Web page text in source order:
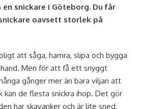
snickare i Göteborg. Du får
oavsett storlek på
att såga, hamra, slipa och bygga
Men för att få ett snyggt
gånger mer än bara viljan att
kan de flesta snickra ihop. Det gör
har skavanker och är lite sned.